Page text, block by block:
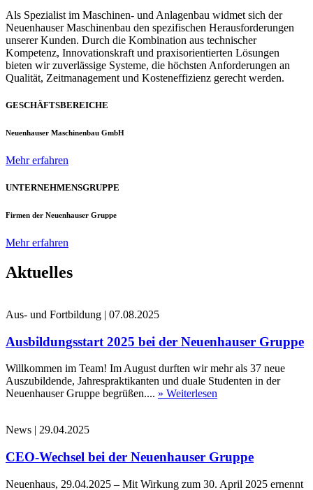
Als Spezialist im Maschinen- und Anlagenbau widmet sich der
Neuenhauser Maschinenbau den spezifischen Herausforderungen
unserer Kunden. Durch die Kombination aus technischer
Kompetenz, Innovationskraft und praxisorientierten Lösungen
bieten wir zuverlässige Systeme, die höchsten Anforderungen an
Qualität, Zeitmanagement und Kosteneffizienz gerecht werden.
GESCHÄFTSBEREICHE
Neuenhauser Maschinenbau GmbH
Mehr erfahren
UNTERNEHMENSGRUPPE
Firmen der Neuenhauser Gruppe
Mehr erfahren
Aktuelles
Aus- und Fortbildung | 07.08.2025
Ausbildungsstart 2025 bei der Neuenhauser Gruppe
Willkommen im Team! Im August durften wir mehr als 37 neue
Auszubildende, Jahrespraktikanten und duale Studenten in der
Neuenhauser Gruppe begrüßen.... » Weiterlesen
News | 29.04.2025
CEO-Wechsel bei der Neuenhauser Gruppe
Neuenhaus, 29.04.2025 – Mit Wirkung zum 30. April 2025 ernennt